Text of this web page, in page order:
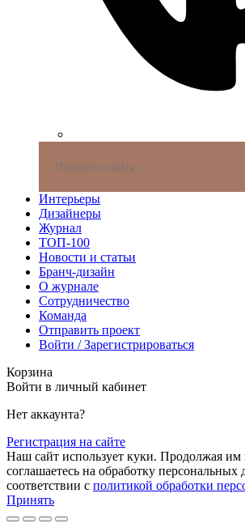
Интерьеры
Дизайнеры
Журнал
ТОП-100
Новости и статьи
Бранч-дизайн
О журнале
Сотрудничество
Команда
Отправить проект
Войти / Зарегистрироваться
Корзина
Войти в личный кабинет
Нет аккаунта?
Регистрация на сайте
Наш сайт использует куки. Продолжая им
соглашаетесь на обработку персональных
соответствии с политикой обработки
Принять